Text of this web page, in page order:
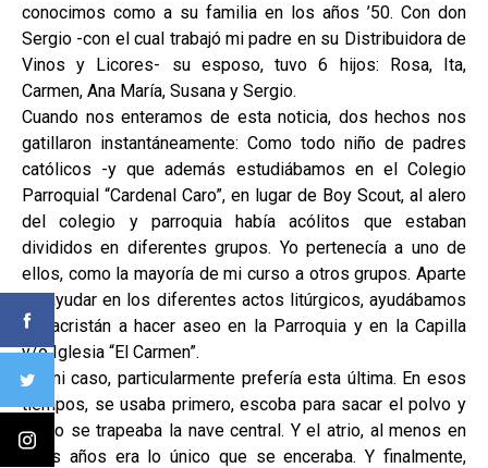
conocimos como a su familia en los años ’50. Con don
Sergio -con el cual trabajó mi padre en su Distribuidora de
Vinos y Licores- su esposo, tuvo 6 hijos: Rosa, Ita,
Carmen, Ana María, Susana y Sergio.
Cuando nos enteramos de esta noticia, dos hechos nos
gatillaron instantáneamente: Como todo niño de padres
católicos -y que además estudiábamos en el Colegio
Parroquial “Cardenal Caro”, en lugar de Boy Scout, al alero
del colegio y parroquia había acólitos que estaban
divididos en diferentes grupos. Yo pertenecía a uno de
ellos, como la mayoría de mi curso a otros grupos. Aparte
de ayudar en los diferentes actos litúrgicos, ayudábamos
al sacristán a hacer aseo en la Parroquia y en la Capilla
y/o Iglesia “El Carmen”.
En mi caso, particularmente prefería esta última. En esos
tiempos, se usaba primero, escoba para sacar el polvo y
luego se trapeaba la nave central. Y el atrio, al menos en
esos años era lo único que se enceraba. Y finalmente,